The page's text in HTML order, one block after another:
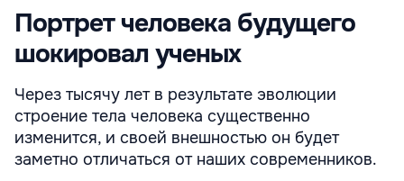
Портрет человека будущего
шокировал ученых
Через тысячу лет в результате эволюции
строение тела человека существенно
изменится, и своей внешностью он будет
заметно отличаться от наших современников.